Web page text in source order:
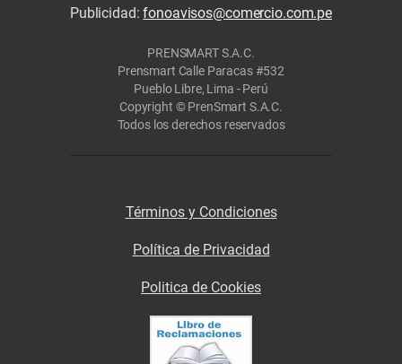
Publicidad:fonoavisos@comercio.com.pe
PRENSMART S.A.C.
Prensmart Calle Paracas #532
Pueblo Libre, Lima - Perú
Copyright © PrenSmart S.A.C.
Todos los derechos reservados
Términos y Condiciones
Política de Privacidad
Politica de Cookies